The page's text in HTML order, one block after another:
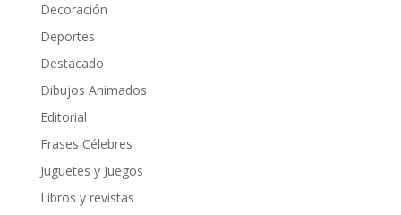
Decoración
Deportes
Destacado
Dibujos Animados
Editorial
Frases Célebres
Juguetes y Juegos
Libros y revistas